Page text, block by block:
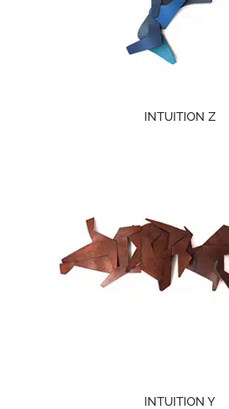
INTUITION Z
INTUITION Y